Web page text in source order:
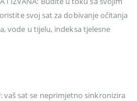
svoj sat za dobivanje očitanja
vode u tijelu, indeksa tjelesne
vaš sat se neprimjetno sinkronizira